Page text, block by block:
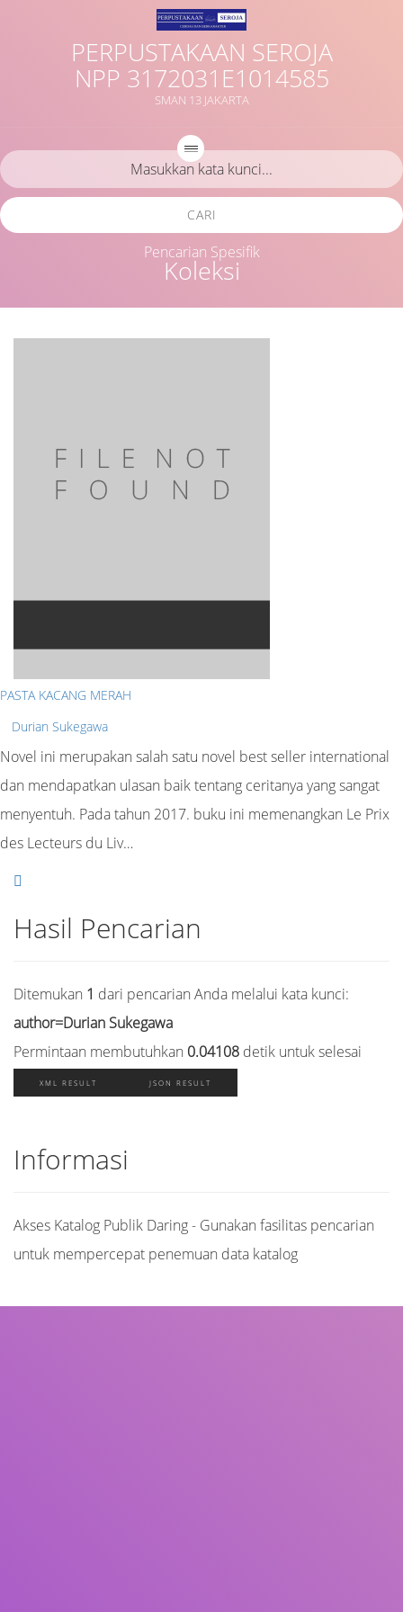
PERPUSTAKAAN SEROJA
NPP 3172031E1014585
SMAN 13 JAKARTA
Koleksi
CARI
Pencarian Spesifik
PASTA KACANG MERAH
Durian Sukegawa
Novel ini merupakan salah satu novel best seller international
dan mendapatkan ulasan baik tentang ceritanya yang sangat
menyentuh. Pada tahun 2017. buku ini memenangkan Le Prix
des Lecteurs du Liv…
Hasil Pencarian
Ditemukan 1 dari pencarian Anda melalui kata kunci:
author=Durian Sukegawa
Permintaan membutuhkan 0.04108 detik untuk selesai
XML RESULT JSON RESULT
Informasi
Akses Katalog Publik Daring - Gunakan fasilitas pencarian
untuk mempercepat penemuan data katalog